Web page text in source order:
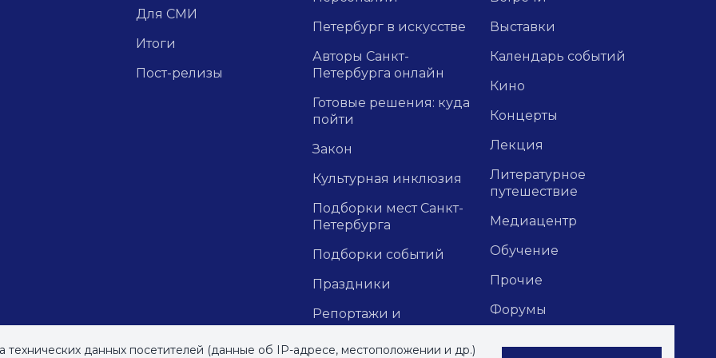
Для СМИ
Итоги
Пост-релизы
Петербург в искусстве
Авторы Санкт-
Петербурга онлайн
Готовые решения: куда
пойти
Закон
Культурная инклюзия
Подборки мест Санкт-
Петербурга
Подборки событий
Праздники
Репортажи и
рецензии
Выставки
Календарь событий
Кино
Концерты
Лекция
Литературное
путешествие
Медиацентр
Обучение
Прочие
Форумы
технических данных посетителей (данные об IP-адресе, местоположении и др.)